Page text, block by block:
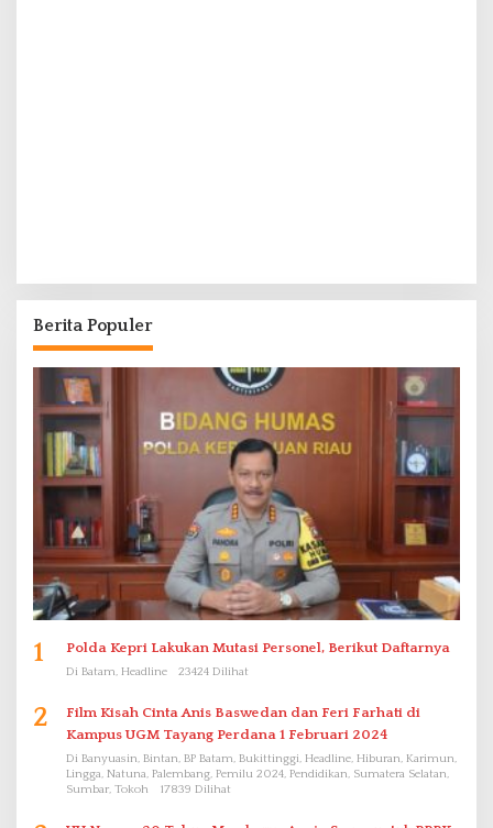
Berita Populer
1 Polda Kepri Lakukan Mutasi Personel, Berikut Daftarnya
Di Batam, Headline 23424 Dilihat
2
Film Kisah Cinta Anis Baswedan dan Feri Farhati di
Kampus UGM Tayang Perdana 1 Februari 2024
Di Banyuasin, Bintan, BP Batam, Bukittinggi, Headline, Hiburan, Karimun,
Lingga, Natuna, Palembang, Pemilu 2024, Pendidikan, Sumatera Selatan,
Sumbar, Tokoh
17839 Dilihat